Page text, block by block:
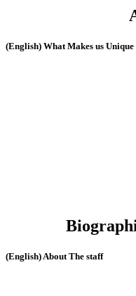
(English) What Makes us Unique
(English) About The staff